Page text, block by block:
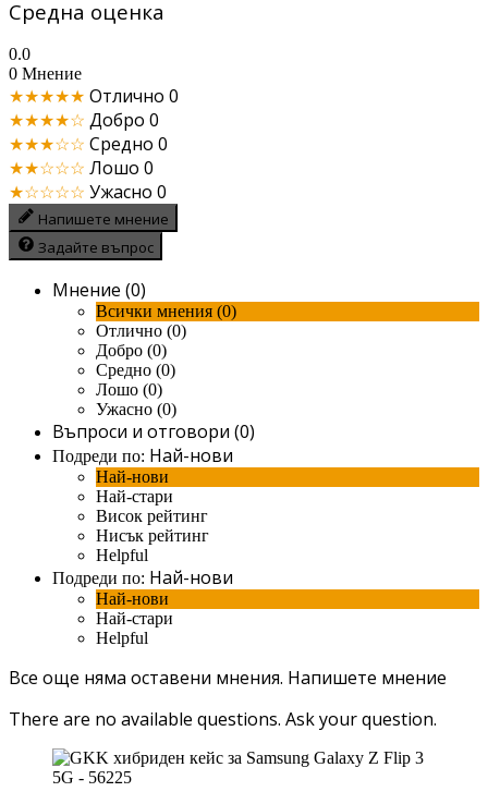
Средна оценка
0.0
0 Мнение
★★★★★ Отлично 0
★★★★☆ Добро 0
★★★☆☆ Средно 0
★★☆☆☆ Лошо 0
★☆☆☆☆ Ужасно 0
Напишете мнение
Задайте въпрос
Мнение (0)
Всички мнения (0)
Отлично (0)
Добро (0)
Средно (0)
Лошо (0)
Ужасно (0)
Въпроси и отговори (0)
Подреди по: Най-нови
Най-нови
Най-стари
Висок рейтинг
Нисък рейтинг
Helpful
Подреди по: Най-нови
Най-нови
Най-стари
Helpful
Все още няма оставени мнения. Напишете мнение
There are no available questions. Ask your question.